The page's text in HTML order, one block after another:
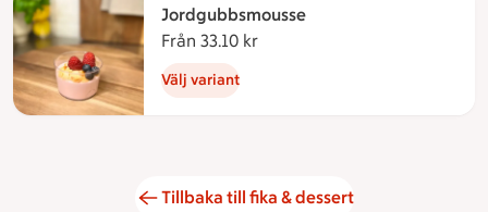
Jordgubbsmousse
Från 33.10 kr
Välj variant
Tillbaka till fika & dessert